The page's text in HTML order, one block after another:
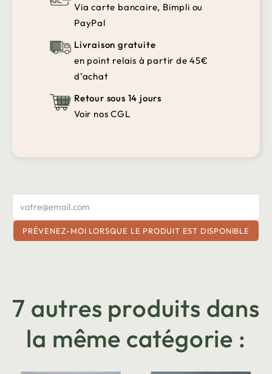
Via carte bancaire, Bimpli ou
PayPal
Livraison gratuite
en point relais à partir de 45€
d’achat
Retour sous 14 jours
Voir nos CGL
PRÉVENEZ-MOI LORSQUE LE PRODUIT EST DISPONIBLE
7 autres produits dans
la même catégorie :